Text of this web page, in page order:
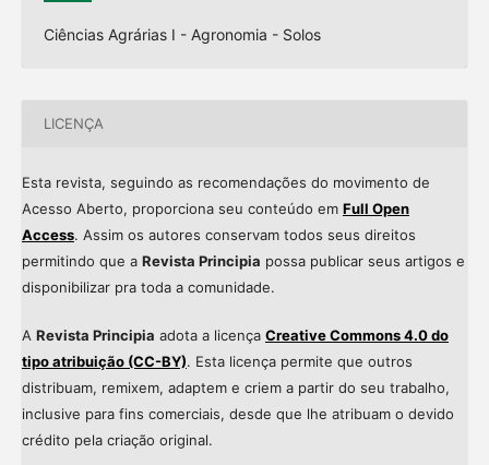
Ciências Agrárias I - Agronomia - Solos
LICENÇA
Esta revista, seguindo as recomendações do movimento de
Acesso Aberto, proporciona seu conteúdo em Full Open
Access. Assim os autores conservam todos seus direitos
permitindo que a Revista Principia possa publicar seus artigos e
disponibilizar pra toda a comunidade.
A Revista Principia adota a licença Creative Commons 4.0 do
tipo atribuição (CC-BY). Esta licença permite que outros
distribuam, remixem, adaptem e criem a partir do seu trabalho,
inclusive para fins comerciais, desde que lhe atribuam o devido
crédito pela criação original.